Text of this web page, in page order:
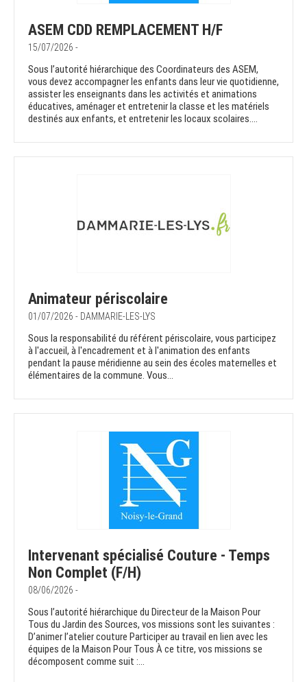
ASEM CDD REMPLACEMENT H/F
15/07/2026 -
Sous l’autorité hiérarchique des Coordinateurs des ASEM,
vous devez accompagner les enfants dans leur vie quotidienne,
assister les enseignants dans les activités et animations
éducatives, aménager et entretenir la classe et les matériels
destinés aux enfants, et entretenir les locaux scolaires....
Animateur périscolaire
01/07/2026 - DAMMARIE-LES-LYS
Sous la responsabilité du référent périscolaire, vous participez
à l'accueil, à l'encadrement et à l'animation des enfants
pendant la pause méridienne au sein des écoles maternelles et
élémentaires de la commune. Vous...
Intervenant spécialisé Couture - Temps
Non Complet (F/H)
08/06/2026 -
Sous l’autorité hiérarchique du Directeur de la Maison Pour
Tous du Jardin des Sources, vos missions sont les suivantes :
D’animer l’atelier couture Participer au travail en lien avec les
équipes de la Maison Pour Tous À ce titre, vos missions se
décomposent comme suit :...